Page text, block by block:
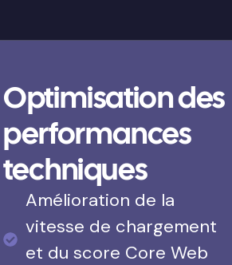
Optimisation des
performances
techniques
Amélioration de la
vitesse de chargement
et du score Core Web